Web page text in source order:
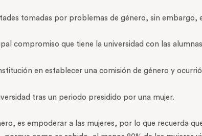
tomadas por problemas de género, sin embargo,
compromiso que tiene la universidad con las
en establecer una comisión de género y
tras un periodo presidido por una mujer.
es empoderar a las mujeres, por lo que recuerda